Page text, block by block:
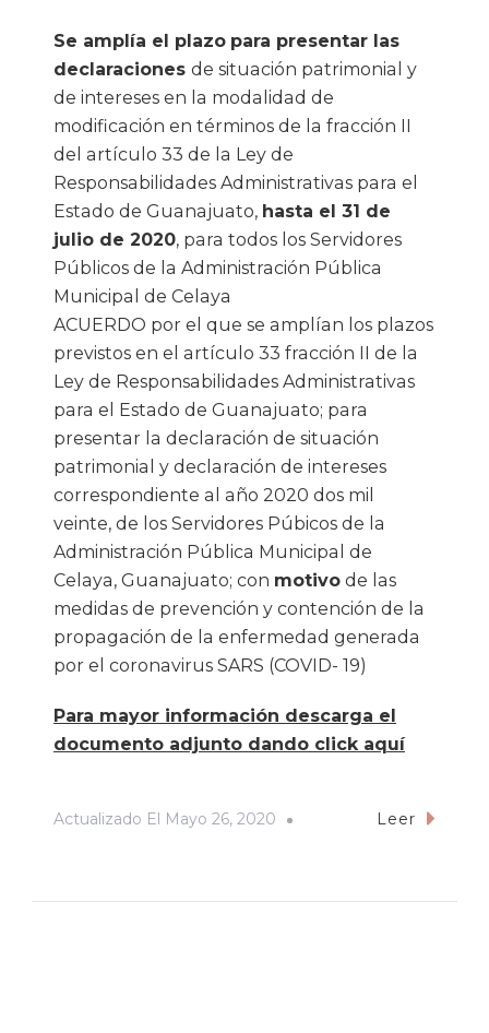
Se amplía el plazo para presentar las
declaraciones de situación patrimonial y
de intereses en la modalidad de
modificación en términos de la fracción II
del artículo 33 de la Ley de
Responsabilidades Administrativas para el
Estado de Guanajuato, hasta el 31 de
julio de 2020, para todos los Servidores
Públicos de la Administración Pública
Municipal de Celaya
ACUERDO por el que se amplían los plazos
previstos en el artículo 33 fracción II de la
Ley de Responsabilidades Administrativas
para el Estado de Guanajuato; para
presentar la declaración de situación
patrimonial y declaración de intereses
correspondiente al año 2020 dos mil
veinte, de los Servidores Púbicos de la
Administración Pública Municipal de
Celaya, Guanajuato; con motivo de las
medidas de prevención y contención de la
propagación de la enfermedad generada
por el coronavirus SARS (COVID- 19)
Para mayor información descarga el
documento adjunto dando click aquí
Actualizado El Mayo 26, 2020 Leer